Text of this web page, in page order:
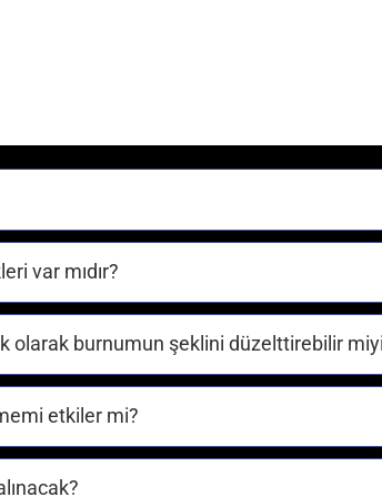
var mıdır?
olarak burnumun şeklini düzelttirebilir
etkiler mi?